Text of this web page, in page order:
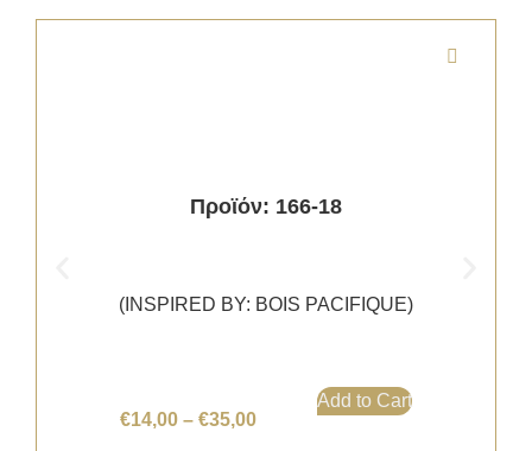
Προϊόν: 166-18
(INSPIRED BY: BOIS PACIFIQUE)
€14,00 – €35,00
Add to Cart